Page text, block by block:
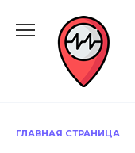
содержанию
ГЛАВНАЯ СТРАНИЦА